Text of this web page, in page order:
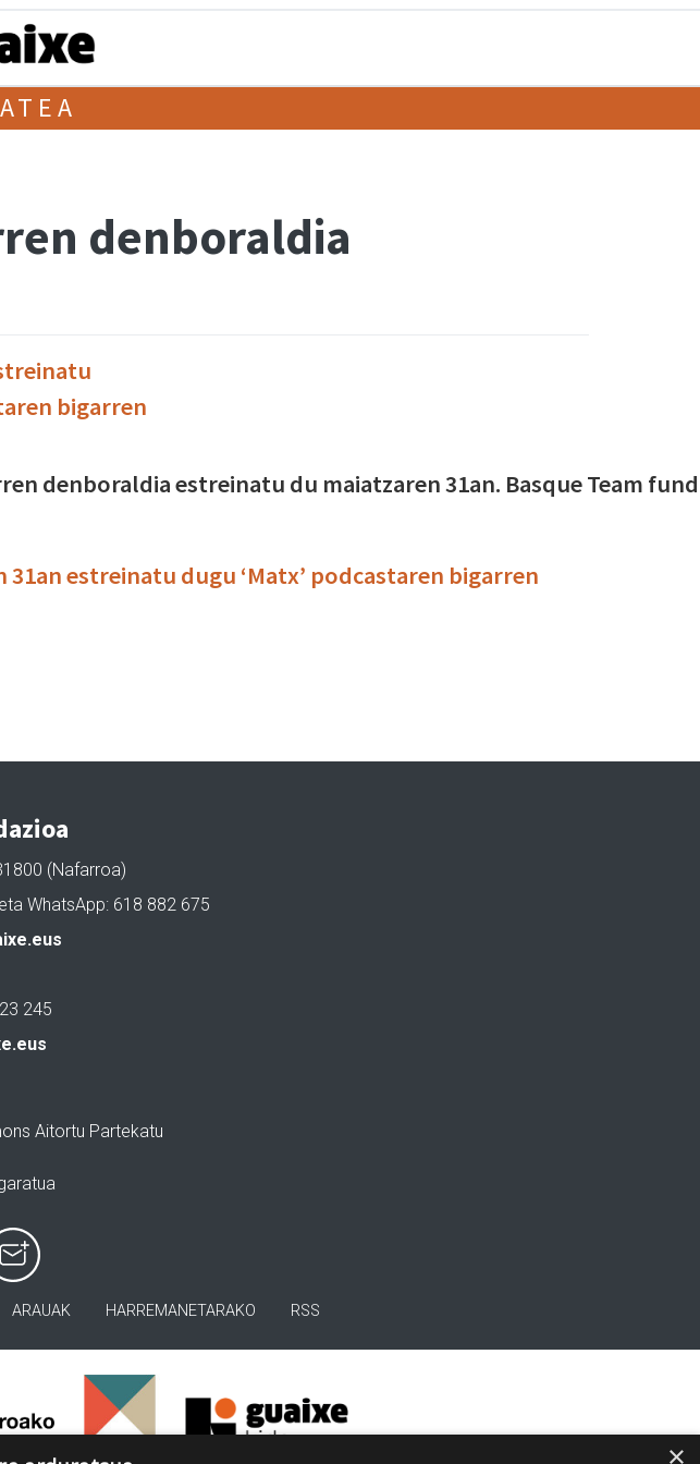
denboraldia
denboraldia estreinatu du maiatzaren 31an. Basque Team
31an estreinatu dugu ‘Matx’ podcastaren bigarren
(Nafarroa)
WhatsApp: 618 882 675
245
Aitortu Partekatu
ARAUAK HARREMANETARAKO RSS
×